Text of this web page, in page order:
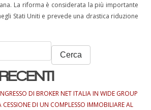
La riforma è considerata la più importante
Stati Uniti e prevede una drastica riduzione
DI BROKER NET ITALIA IN WIDE GROUP
CESSIONE DI UN COMPLESSO IMMOBILIARE AL